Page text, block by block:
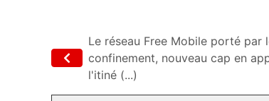
Le réseau Free Mobile porté par
confinement, nouveau cap en
l'itiné (...)